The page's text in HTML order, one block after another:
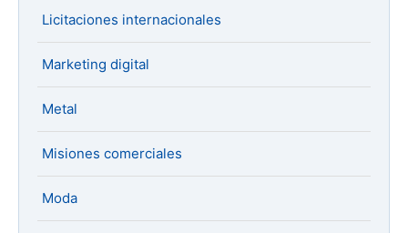
Licitaciones internacionales
Marketing digital
Metal
Misiones comerciales
Moda